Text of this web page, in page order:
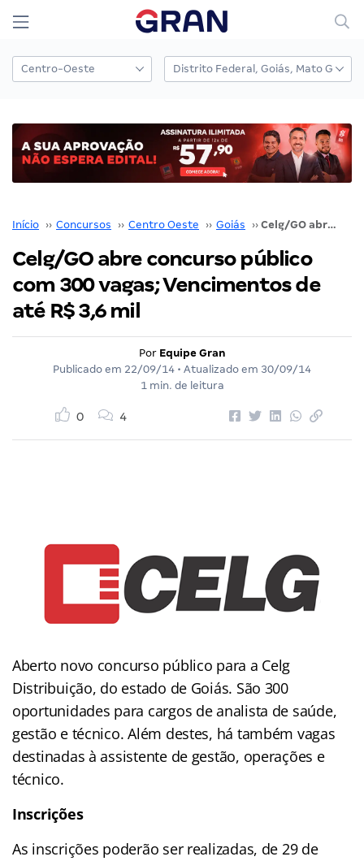
Início ›› Concursos ›› Centro Oeste ›› Goiás ›› Celg/GO abre concurso público com 300 vagas; Vencimentos de até R$ 3,6 mil
Celg/GO abre concurso público
com 300 vagas; Vencimentos de
até R$ 3,6 mil
Por Equipe Gran
Publicado em 22/09/14 • Atualizado em 30/09/14
1 min. de leitura
0 4
Aberto novo concurso público para a Celg
Distribuição, do estado de Goiás. São 300
oportunidades para cargos de analista de saúde,
gestão e técnico. Além destes, há também vagas
destinadas à assistente de gestão, operações e
técnico.
Inscrições
As inscrições poderão ser realizadas, de 29 de